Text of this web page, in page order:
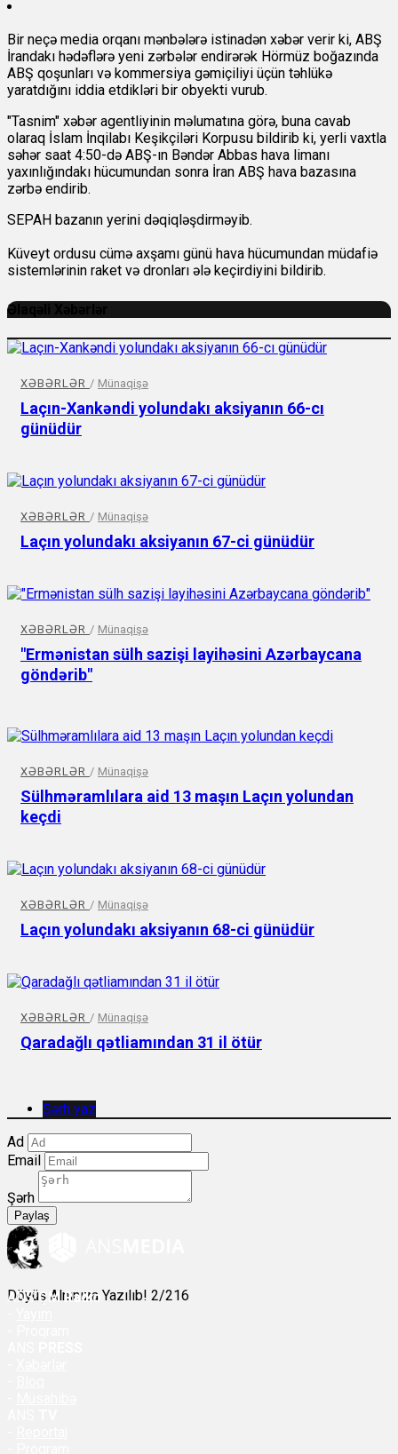
Bir neçə media orqanı mənbələrə istinadən xəbər verir ki, ABŞ
İrandakı hədəflərə yeni zərbələr endirərək Hörmüz boğazında
ABŞ qoşunları və kommersiya gəmiçiliyi üçün təhlükə
yaratdığını iddia etdikləri bir obyekti vurub.
"Tasnim" xəbər agentliyinin məlumatına görə, buna cavab
olaraq İslam İnqilabı Keşikçiləri Korpusu bildirib ki, yerli vaxtla
səhər saat 4:50-də ABŞ-ın Bəndər Abbas hava limanı
yaxınlığındakı hücumundan sonra İran ABŞ hava bazasına
zərbə endirib.
SEPAH bazanın yerini dəqiqləşdirməyib.
Küveyt ordusu cümə axşamı günü hava hücumundan müdafiə
sistemlərinin raket və dronları ələ keçirdiyini bildirib.
Əlaqəli Xəbərlər
XƏBƏRLƏR / Münaqişə
Laçın-Xankəndi yolundakı aksiyanın 66-cı
günüdür
XƏBƏRLƏR / Münaqişə
Laçın yolundakı aksiyanın 67-ci günüdür
XƏBƏRLƏR / Münaqişə
"Ermənistan sülh sazişi layihəsini Azərbaycana
göndərib"
XƏBƏRLƏR / Münaqişə
Sülhməramlılara aid 13 maşın Laçın yolundan
keçdi
XƏBƏRLƏR / Münaqişə
Laçın yolundakı aksiyanın 68-ci günüdür
XƏBƏRLƏR / Münaqişə
Qaradağlı qətliamından 31 il ötür
Şərh yaz
Ad
Email
Şərh
Paylaş
Döyüş Alnınıza Yazılıb! 2/216
ANSÇM Radio